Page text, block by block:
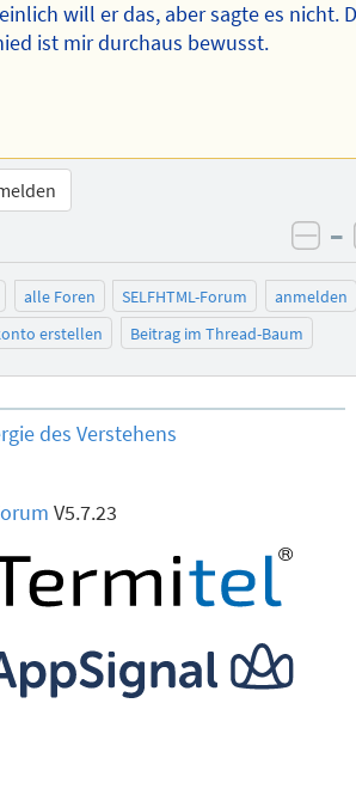
will er das, aber sagte es nicht.
ist mir durchaus bewusst.
–
alle Foren SELFHTML-Forum
anmelden
erstellen
Beitrag im Thread-Baum
des Verstehens
V5.7.23